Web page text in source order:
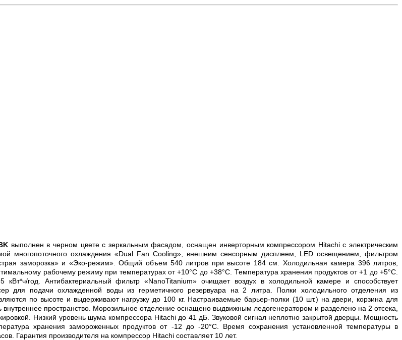
выполнен в черном цвете с зеркальным фасадом, оснащен инверторным компрессором Hitachi с электрическим
многопоточного охлаждения «Dual Fan Cooling», внешним сенсорным дисплеем, LED освещением, фильтром
заморозка» и «Эко-режим». Общий объем 540 литров при высоте 184 см. Холодильная камера 396 литров,
рабочему режиму при температурах от +10°С до +38°С. Температура хранения продуктов от +1 до +5°С.
кВт*ч/год. Антибактериальный фильтр «NanoTitanium» очищает воздух в холодильной камере и способствует
для подачи охлажденной воды из герметичного резервуара на 2 литра. Полки холодильного отделения из
по высоте и выдерживают нагрузку до 100 кг. Настраиваемые барьер-полки (10 шт.) на двери, корзина для
пространство. Морозильное отделение оснащено выдвижным ледогенератором и разделено на 2 отсека,
Низкий уровень шума компрессора Hitachi до 41 дБ. Звуковой сигнал неплотно закрытой дверцы. Мощность
хранения замороженных продуктов от -12 до -20°С. Время сохранения установленной температуры в
Гарантия производителя на компрессор Hitachi составляет 10 лет.